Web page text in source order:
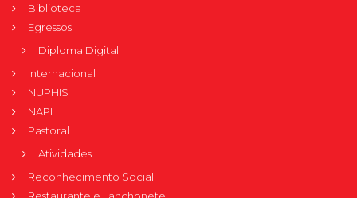
Biblioteca
Egressos
Diploma Digital
Internacional
NUPHIS
NAPI
Pastoral
Atividades
Reconhecimento Social
Restaurante e Lanchonete